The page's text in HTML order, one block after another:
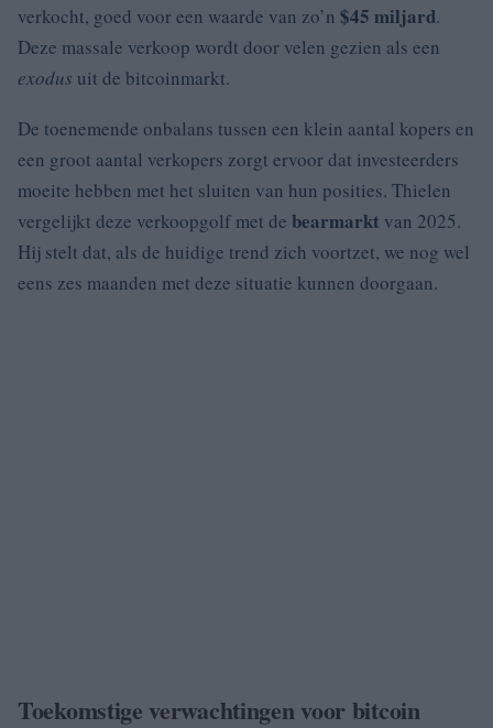
verkocht, goed voor een waarde van zo’n $45 miljard.
Deze massale verkoop wordt door velen gezien als een
exodus uit de bitcoinmarkt.
De toenemende onbalans tussen een klein aantal kopers en
een groot aantal verkopers zorgt ervoor dat investeerders
moeite hebben met het sluiten van hun posities. Thielen
vergelijkt deze verkoopgolf met de bearmarkt van 2025.
Hij stelt dat, als de huidige trend zich voortzet, we nog wel
eens zes maanden met deze situatie kunnen doorgaan.
Toekomstige verwachtingen voor bitcoin